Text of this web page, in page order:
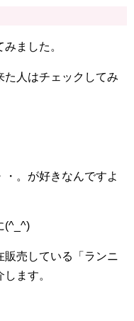
ました。
た人はチェックしてみ
。 が好きなんですよ
(^_^)
販売している「ランニ
ます。